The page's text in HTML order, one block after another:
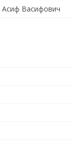
Асиф Васифович